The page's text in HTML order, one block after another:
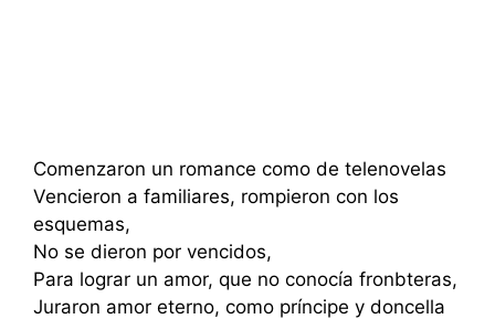
Comenzaron un romance como de telenovelas
Vencieron a familiares, rompieron con los
esquemas,
No se dieron por vencidos,
Para lograr un amor, que no conocía fronbteras,
Juraron amor eterno, como príncipe y doncella